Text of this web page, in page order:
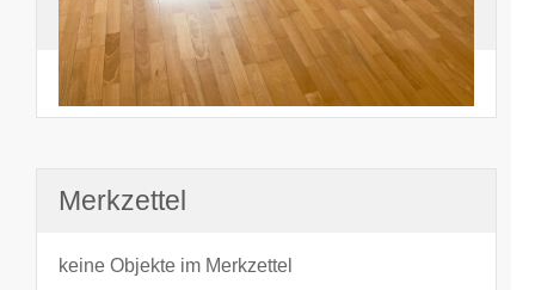
Suchhistorie
noch nichts angesehen
Merkzettel
keine Objekte im Merkzettel